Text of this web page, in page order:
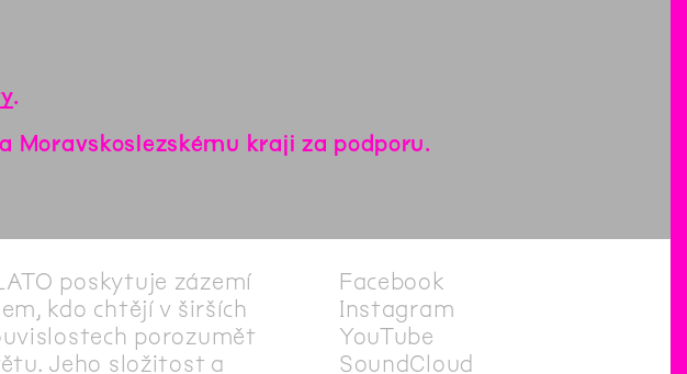
.
Moravskoslezskému kraji za podporu.
poskytuje zázemí
kdo chtějí v širších
porozumět
Jeho složitost a
Facebook
Instagram
YouTube
SoundCloud